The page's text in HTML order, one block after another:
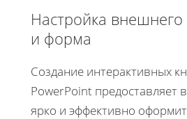
Настройка
и форма
Создание интерактивных
PowerPoint предоставляет
ярко и эффективно